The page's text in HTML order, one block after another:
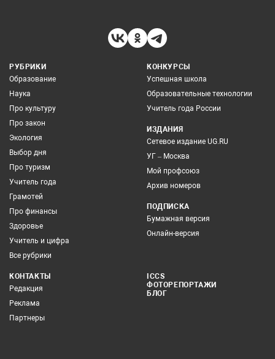
РУБРИКИ
Образование
Наука
Про культуру
Про закон
Экология
Выбор дня
Про туризм
Учитель года
Грамотей
Про финансы
Здоровье
Учитель и цифра
Все рубрики
КОНКУРСЫ
Успешная школа
Образовательные технологии
Учитель года России
ИЗДАНИЯ
Сетевое издание UG.RU
УГ – Москва
Мой профсоюз
Архив номеров
ПОДПИСКА
Бумажная версия
Онлайн-версия
КОНТАКТЫ
Редакция
Реклама
Партнеры
ICCS
ФОТОРЕПОРТАЖИ
БЛОГ